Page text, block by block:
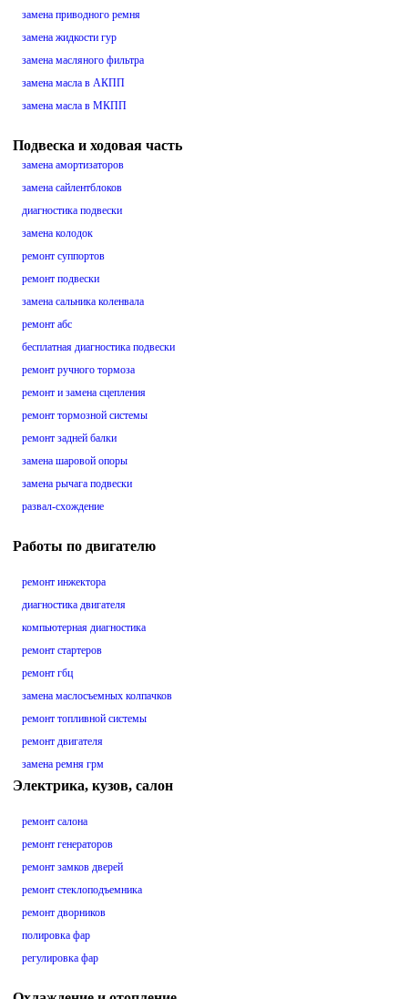
замена приводного ремня
замена жидкости гур
замена масляного фильтра
замена масла в АКПП
замена масла в МКПП
Подвеска и ходовая часть
замена амортизаторов
замена сайлентблоков
диагностика подвески
замена колодок
ремонт суппортов
ремонт подвески
замена сальника коленвала
ремонт абс
бесплатная диагностика подвески
ремонт ручного тормоза
ремонт и замена сцепления
ремонт тормозной системы
ремонт задней балки
замена шаровой опоры
замена рычага подвески
развал-схождение
Работы по двигателю
ремонт инжектора
диагностика двигателя
компьютерная диагностика
ремонт стартеров
ремонт гбц
замена маслосъемных колпачков
ремонт топливной системы
ремонт двигателя
замена ремня грм
Электрика, кузов, салон
ремонт салона
ремонт генераторов
ремонт замков дверей
ремонт стеклоподъемника
ремонт дворников
полировка фар
регулировка фар